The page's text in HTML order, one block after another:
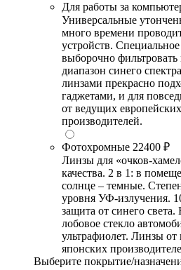
Для работы за
Универсальные
много времени
устройств.
выборочно фильтровать
диапазон синего
линзами прекрасно
гаджетами, и для
от ведущих
производителей.
Фотохромные 22400 ₽
Линзы для «очков-
качества. 2 в 1: в
солнце – темные.
уровня УФ-излучения.
защита от синего
лобовое стекло
ультрафиолет. Линзы
японских
Выберите покрытие/